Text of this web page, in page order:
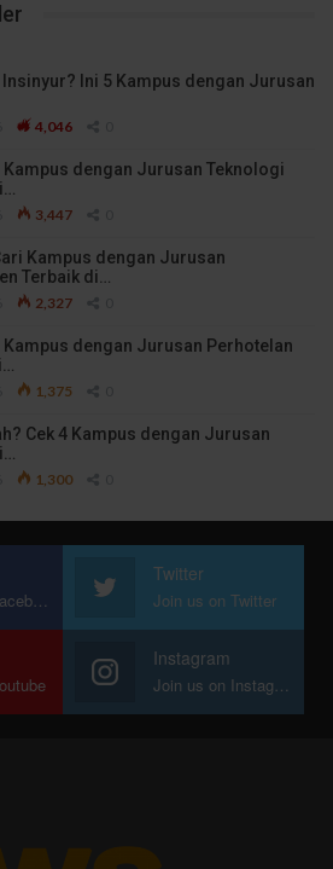
Insinyur? Ini 5 Kampus dengan Jurusan
4,046
Kampus dengan Jurusan Teknologi
3,447
Kampus dengan Jurusan
Terbaik di…
2,327
Kampus dengan Jurusan Perhotelan
1,375
Cek 4 Kampus dengan Jurusan
1,300
Join us on Facebook
Twitter
Join us on Twitter
Instagram
Join us on Instagram